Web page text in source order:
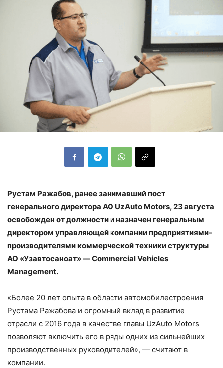
Рустам Ражабов, ранее занимавший пост
генерального директора АО UzAuto Motors, 23 августа
освобожден от должности и назначен генеральным
директором управляющей компании предприятиями-
производителями коммерческой техники структуры
АО «Узавтосаноат» — Commercial Vehicles
Management.
«Более 20 лет опыта в области автомобилестроения
Рустама Ражабова и огромный вклад в развитие
отрасли с 2016 года в качестве главы UzAuto Motors
позволяют включить его в ряды одних из сильнейших
производственных руководителей», — считают в
компании.